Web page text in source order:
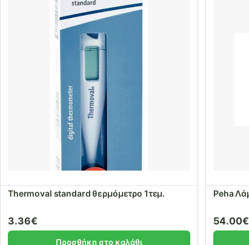
Thermoval standard θερμόμετρο 1τεμ.
3.36€
Προσθήκη στο καλάθι
54.00€